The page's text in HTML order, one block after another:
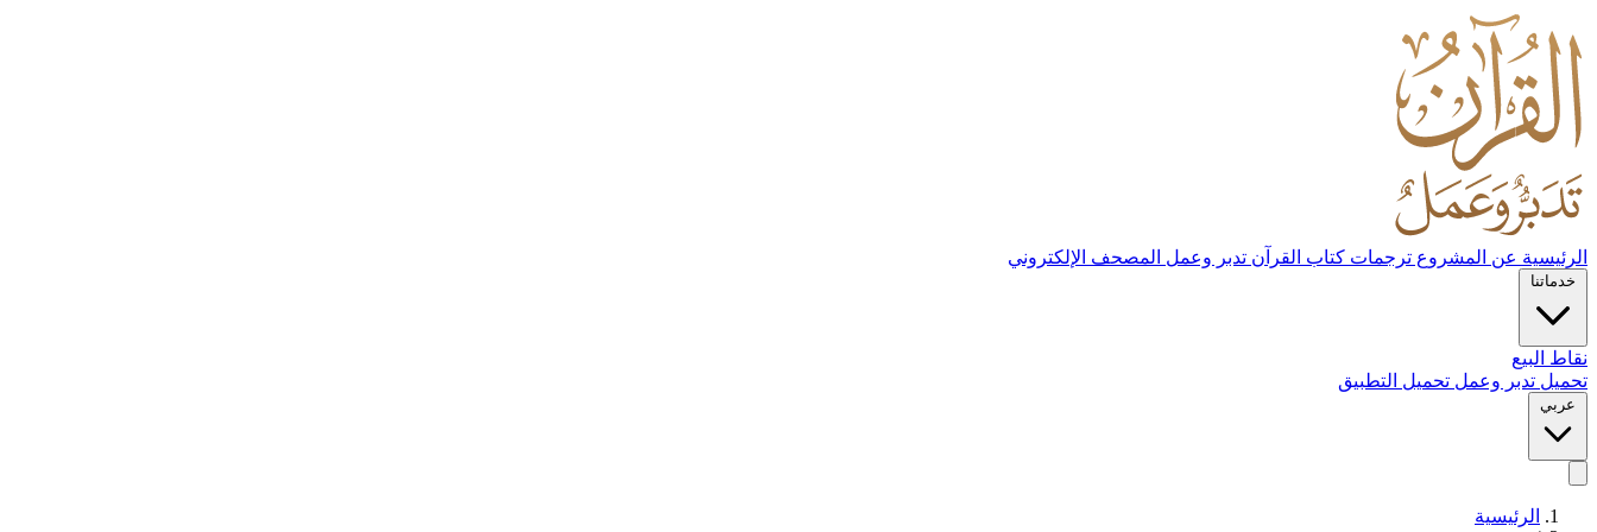
الرئيسية عن المشروع ترجمات كتاب القرآن تدبر وعمل المصحف الإلكتروني
خدماتنا
نقاط البيع
تحميل تدبر وعمل تحميل التطبيق
عربي
الرئيسية